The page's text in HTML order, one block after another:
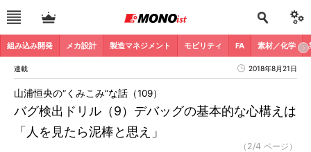
組み込み開発 メカ設計 製造マネジメント モビリティ FA 素材／化学
連載 2018年8月21日
バグ検出ドリル（9）デバッグの基本的な心構えは
「人を見たら泥棒と思え」
山浦恒央の“くみこみ”な話（109）
（2/4 ページ）